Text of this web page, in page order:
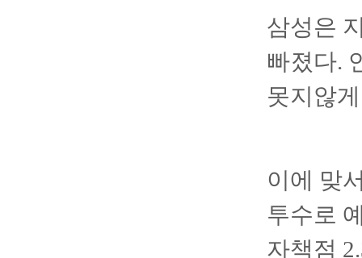
삼성은
빠졌다.
못지않
이에 맞
투수로
자책점